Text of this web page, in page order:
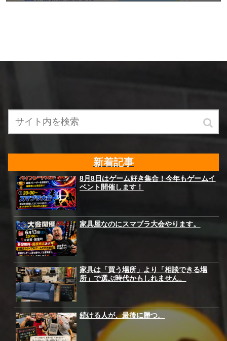
新着記事
8月8日はゲーム好き集合！今年もゲームイ
ベント開催します！
家具屋なのにスマブラ大会やります。
家具は「買う場所」より「相談できる場
所」で選ぶ時代かもしれません。
続ける人が、最後に勝つ。